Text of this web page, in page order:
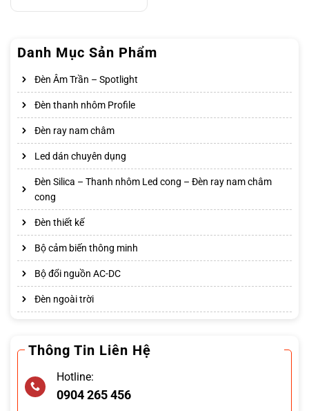
Danh Mục Sản Phẩm
Đèn Âm Trần – Spotlight
Đèn thanh nhôm Profile
Đèn ray nam châm
Led dán chuyên dụng
Đèn Silica – Thanh nhôm Led cong – Đèn ray nam châm
cong
Đèn thiết kế
Bộ cảm biến thông minh
Bộ đổi nguồn AC-DC
Đèn ngoài trời
Thông Tin Liên Hệ
Hotline:
0904 265 456